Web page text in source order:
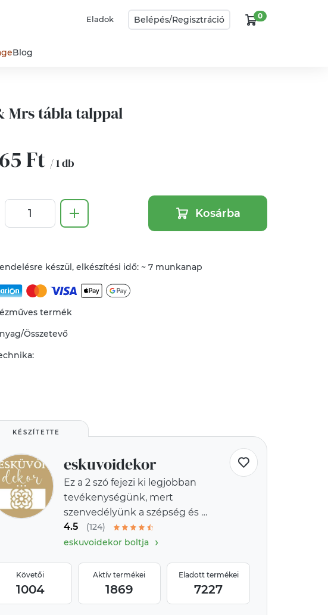
Eladok Belépés/Regisztráció 0
Blog
Mrs tábla talppal
Ft / 1 db
Kosárba
készül, elkészítési idő: ~ 7 munkanap
termék
Összetevő
KÉSZÍTETTE
eskuvoidekor
Ez a 2 szó fejezi ki legjobban
tevékenységünk, mert
szenvedélyünk a szépség és a
egyediség
4.5
(124)
eskuvoidekor boltja
›
Követői
1004
Aktív termékei
1869
Eladott termékei
7227